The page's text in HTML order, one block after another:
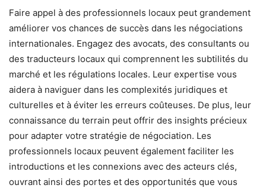
Faire appel à des professionnels locaux peut grandement
améliorer vos chances de succès dans les négociations
internationales. Engagez des avocats, des consultants ou
des traducteurs locaux qui comprennent les subtilités du
marché et les régulations locales. Leur expertise vous
aidera à naviguer dans les complexités juridiques et
culturelles et à éviter les erreurs coûteuses. De plus, leur
connaissance du terrain peut offrir des insights précieux
pour adapter votre stratégie de négociation. Les
professionnels locaux peuvent également faciliter les
introductions et les connexions avec des acteurs clés,
ouvrant ainsi des portes et des opportunités que vous